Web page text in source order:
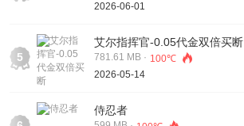
2026-06-01
5
艾尔指挥官-0.05代金双倍买断
781.61 MB · 100℃
2026-05-14
侍忍者